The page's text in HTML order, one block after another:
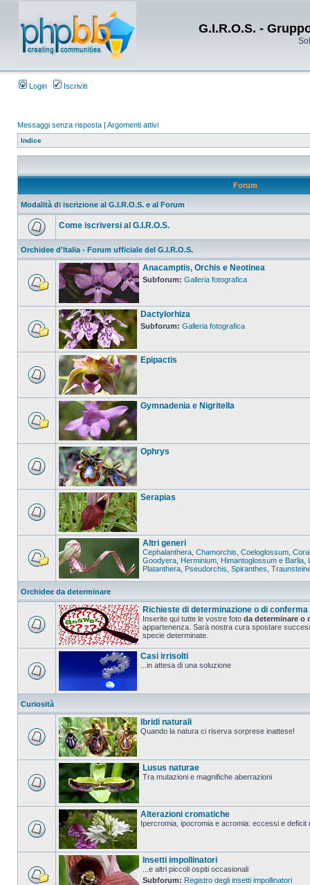
G.I.R.O.S. -
Login Iscriviti
Messaggi senza risposta | Argomenti attivi
Indice
Forum
Modalità di iscrizione al G.I.R.O.S. e al Forum
Come iscriversi al G.I.R.O.S.
Orchidee d'Italia - Forum ufficiale del G.I.R.O.S.
Anacamptis, Orchis e Neotinea
Subforum: Galleria fotografica
Dactylorhiza
Subforum: Galleria fotografica
Epipactis
Gymnadenia e Nigritella
Ophrys
Serapias
Altri generi
Cephalanthera Chamorchis Coeloglossum
Goodyera Herminium Himantoglossum e Barlia
Platanthera Pseudorchis Spiranthes
Orchidee da determinare
Richieste di determinazione o di conferma
Inserite qui tutte le vostre foto da determinare o
appartenenza. Sarà nostra cura spostare
specie determinate.
Casi irrisolti
...in attesa di una soluzione
Curiosità
Ibridi naturali
Quando la natura ci riserva sorprese inattese!
Lusus naturae
Tra mutazioni e magnifiche aberrazioni
Alterazioni cromatiche
Ipercromia, ipocromia e acromia: eccessi e deficit
Insetti impollinatori
...e altri piccoli ospiti occasionali
Subforum: Registro degli insetti impollinatori